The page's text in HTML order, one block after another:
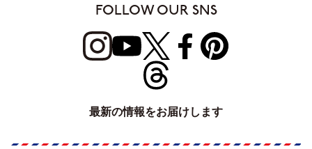
FOLLOW OUR SNS
最新の情報をお届けします